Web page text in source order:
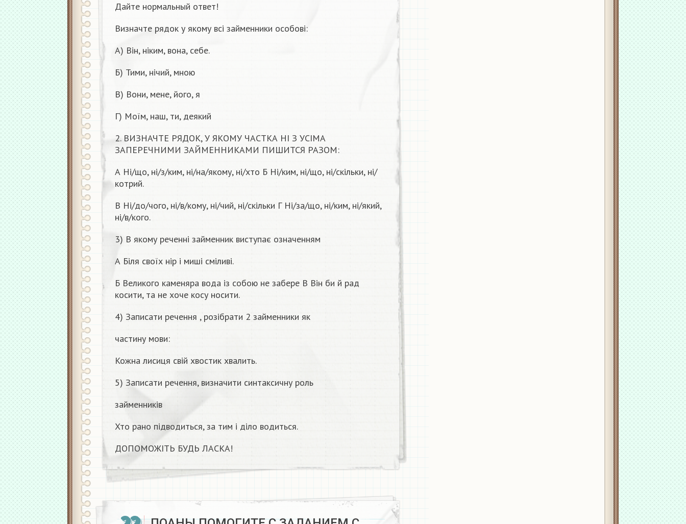
Дайте нормальный ответ!
Визначте рядок у якому всі займенники особові:
А) Він, ніким, вона, себе.
Б) Тими, нічий, мною
В) Вони, мене, його, я
Г) Моїм, наш, ти, деякий
2. ВИЗНАЧТЕ РЯДОК, У ЯКОМУ ЧАСТКА НІ З УСІМА
ЗАПЕРЕЧНИМИ ЗАЙМЕННИКАМИ ПИШИТСЯ РАЗОМ:
А Ні/що, ні/з/ким, ні/на/якому, ні/хто Б Ні/ким, ні/що, ні/скільки, ні/
котрий.
В Ні/до/чого, ні/в/кому, ні/чий, ні/скільки Г Ні/за/що, ні/ким, ні/який,
ні/в/кого.
3) В якому реченні займенник виступає означенням
А Біля своїх нір і миші сміливі.
Б Великого каменяра вода із собою не забере В Він би й рад
косити, та не хоче косу носити.
4) Записати речення , розібрати 2 займенники як
частину мови:
Кожна лисиця свій хвостик хвалить.
5) Записати речення, визначити синтаксичну роль
займенників
Хто рано підводиться, за тим і діло водиться.
ДОПОМОЖІТЬ БУДЬ ЛАСКА!